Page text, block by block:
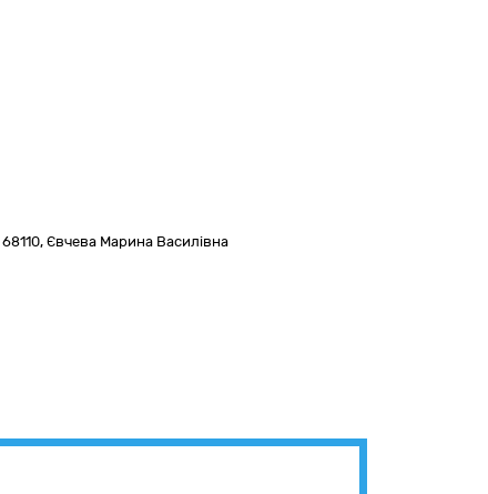
68110, Євчева Марина Василівна